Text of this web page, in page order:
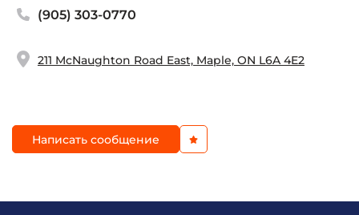
(905) 303-0770
211 McNaughton Road East, Maple, ON L6A 4E2
Написать сообщение